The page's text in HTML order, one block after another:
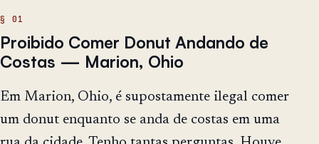
Proibido Comer Donut Andando de
Costas — Marion, Ohio
Em Marion, Ohio, é supostamente ilegal comer
um donut enquanto se anda de costas em uma